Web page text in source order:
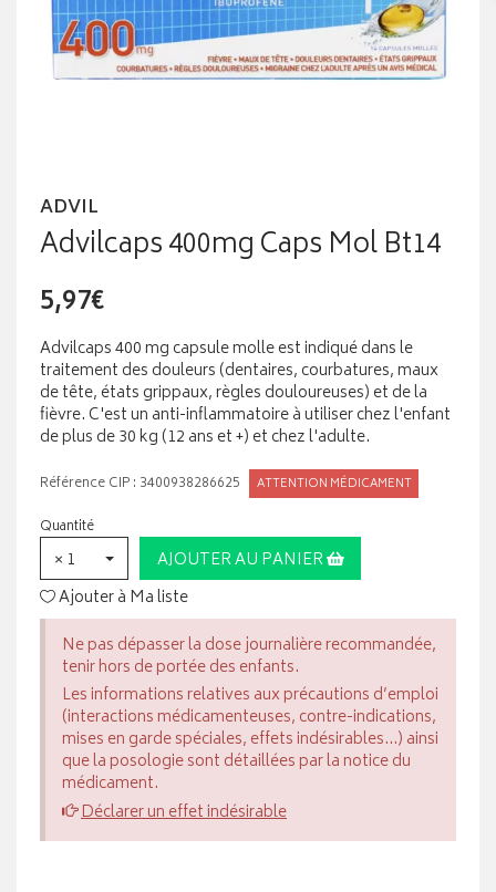
ADVIL
Advilcaps 400mg Caps Mol Bt14
5,97€
Advilcaps 400 mg capsule molle est indiqué dans le
traitement des douleurs (dentaires, courbatures, maux
de tête, états grippaux, règles douloureuses) et de la
fièvre. C'est un anti-inflammatoire à utiliser chez l'enfant
de plus de 30 kg (12 ans et +) et chez l'adulte.
Référence CIP : 3400938286625 ATTENTION MÉDICAMENT
Quantité
× 1
AJOUTER AU PANIER
Ajouter à Ma liste
Ne pas dépasser la dose journalière recommandée,
tenir hors de portée des enfants.
Les informations relatives aux précautions d’emploi
(interactions médicamenteuses, contre-indications,
mises en garde spéciales, effets indésirables...) ainsi
que la posologie sont détaillées par la notice du
médicament.
Déclarer un effet indésirable